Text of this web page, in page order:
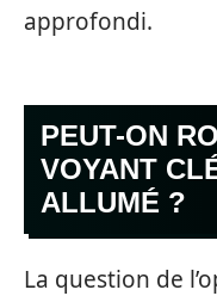
approfondi.
PEUT-ON
VOYANT
ALLUMÉ ?
La question de